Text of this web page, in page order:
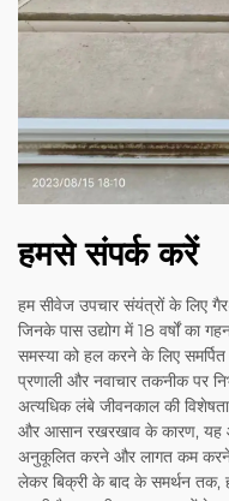
हमसे संपर्क करें
हम सीवेज उपचार संयंत्रों के लिए
जिनके पास उद्योग में 18 वर्षों का
समस्या को हल करने के लिए समर्पित
प्रणाली और नवाचार तकनीक पर
अत्यधिक लंबे जीवनकाल की
और आसान रखरखाव के कारण, यह
अनुकूलित करने और लागत कम करने
लेकर बिक्री के बाद के समर्थन तक,